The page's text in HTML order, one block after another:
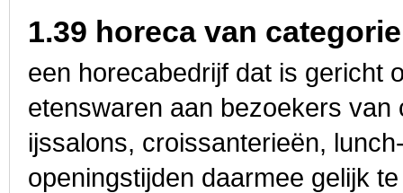
1.39 horeca van
een horecabedrijf dat is gericht
etenswaren aan bezoekers
ijssalons, croissanterieën,
openingstijden daarmee gelijk